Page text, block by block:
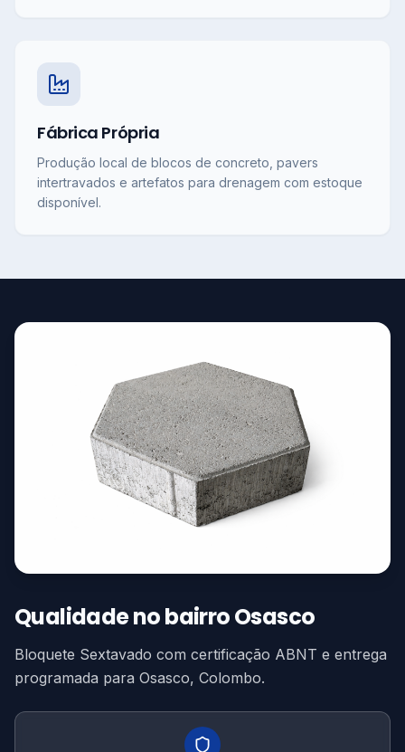
Fábrica Própria
Produção local de blocos de concreto, pavers
intertravados e artefatos para drenagem com estoque
disponível.
Qualidade no bairro Osasco
Bloquete Sextavado com certificação ABNT e entrega
programada para Osasco, Colombo.